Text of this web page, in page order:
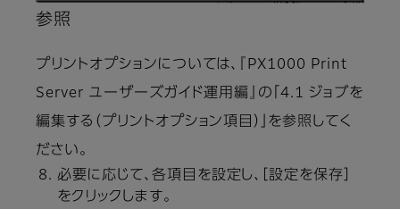
参照
プリントオプションについては、『PX1000 Print
Server ユーザーズガイド運用編』の「4.1 ジョブを
編集する（プリントオプション項目）」を参照してく
ださい。
必要に応じて、各項目を設定し、［設定を保存］
をクリックします。